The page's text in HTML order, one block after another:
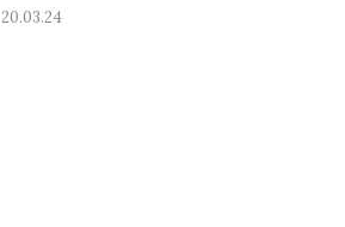
20.03.24